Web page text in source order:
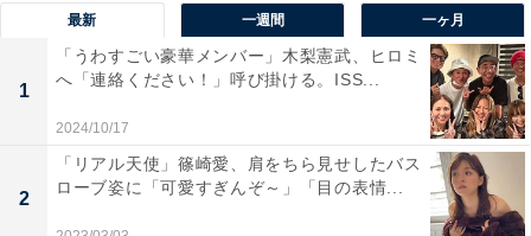
最新 一週間 一ヶ月
1
「うわすごい豪華メンバー」木梨憲武、ヒロミ
へ「連絡ください！」呼び掛ける。ISS...
2024/10/17
2
「リアル天使」篠崎愛、肩をちら見せしたバス
ローブ姿に「可愛すぎんぞ～」「目の表情...